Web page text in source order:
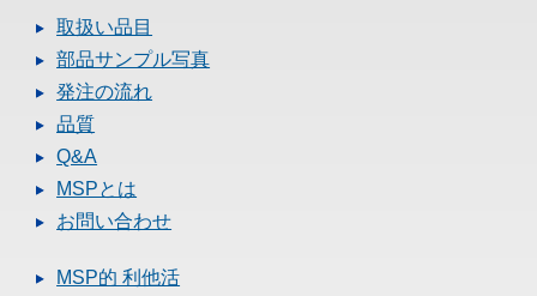
取扱い品目
部品サンプル写真
発注の流れ
品質
Q&A
MSPとは
お問い合わせ
MSP的 利他活